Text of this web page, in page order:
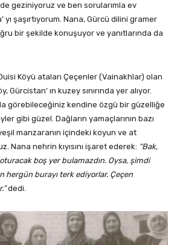
geziniyoruz ve ben sorularımla ev
yı şaşırtıyorum. Nana, Gürcü dilini gramer
bir şekilde konuşuyor ve yanıtlarında da
Köyü ataları Çeçenler (Vainakhlar) olan
Gürcistan’ ın kuzey sınırında yer alıyor.
görebileceğiniz kendine özgü bir güzelliğe
gibi güzel. Dağların yamaçlarının bazı
manzaranın içindeki koyun ve at
Nana nehrin kıyısını işaret ederek: “Bak,
boş yer bulamazdın. Oysa, şimdi
hergün burayı terk ediyorlar. Çeçen
dedi.